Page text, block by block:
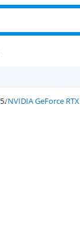
NVIDIA GeForce